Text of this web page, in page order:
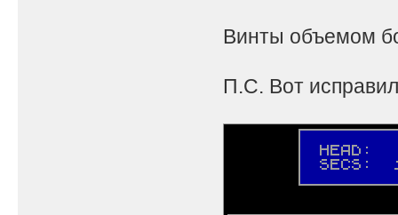
Винты объемом
П.С. Вот